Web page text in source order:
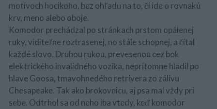
motívoch hocikoho, bez ohľadu na to, či ide o rovnakú
krv, meno alebo oboje.
Komodor prechádzal po stránkach prstom opálenej
ruky, viditeľne roztrasenej, no stále schopnej, a čítal
každé slovo. Druhou rukou, prevesenou cez bok
elektrického invalidného vozíka, neprítomne hladil po
hlave Goosa, tmavohnedého retrívera zo zálivu
Chesapeake. Tak ako brokovnicu, aj psa mal vždy pri
sebe. Odtrhol sa od neho iba vtedy, keď komodor